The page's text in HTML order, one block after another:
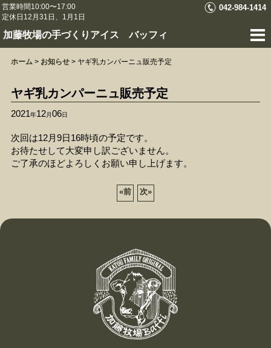
営業時間10:00〜17:00
定休日12月31日、1月1日
042-984-1414
加藤牧場の手づくりアイス バッフィ
ホーム > お知らせ > ヤギ乳カンパーニュ販売予定
ヤギ乳カンパーニュ販売予定
2021年12月06日
次回は12月9日16時頃の予定です。
お待たせして大変申し訳ございません。
ご了承のほどよろしくお願い申し上げます。
«前 次»